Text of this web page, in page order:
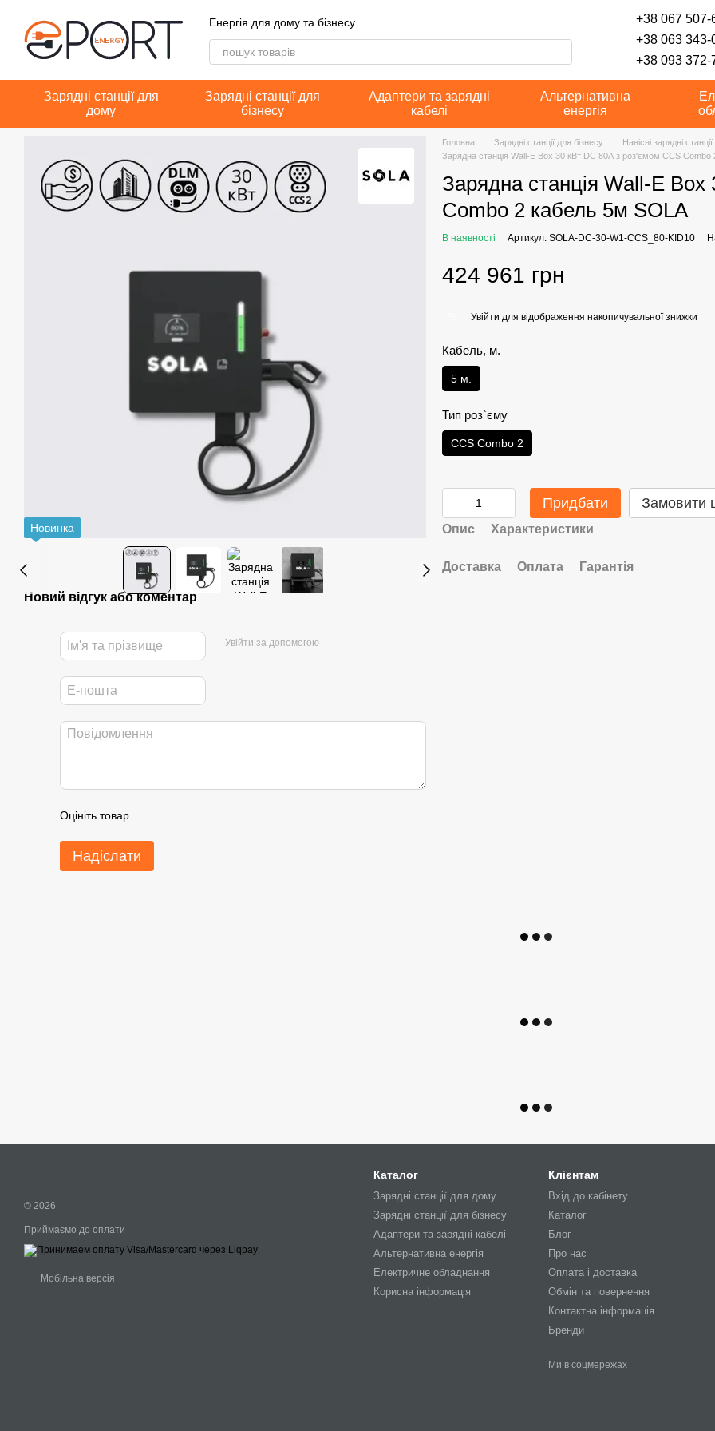
Енергія для дому та бізнесу
+38 067 507-
+38 063 343-
+38 093 372-
Зарядні станції для
дому
Зарядні станції для
бізнесу
Адаптери та зарядні
кабелі
Альтернативна
енергія
Новинка
Новий відгук або коментар
Увійти за допомогою
Оцініть товар
Надіслати
Головна Зарядні станції для бізнесу Навісні зарядні
Зарядна станція Wall-E Box 30 кВт DC 80А з роз'ємом CCS Combo
Зарядна станція Wall-E
Combo 2 кабель 5м SOLA
В наявності Артикул: SOLA-DC-30-W1-CCS_80-KID10
424 961 грн
Увійти для відображення накопичувальної знижки
Кабель, м.
5 м.
Тип роз`єму
ССS Combo 2
Придбати Замовити
Опис Характеристики
Доставка Оплата Гарантія
© 2026
Приймаємо до оплати
Мобільна версія
Каталог
Зарядні станції для дому
Зарядні станції для бізнесу
Адаптери та зарядні кабелі
Альтернативна енергія
Електричне обладнання
Корисна інформація
Клієнтам
Вхід до кабінету
Каталог
Блог
Про нас
Оплата і доставка
Обмін та повернення
Контактна інформація
Бренди
Ми в соцмережах